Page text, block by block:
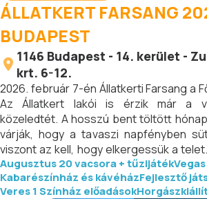
ÁLLATKERT FARSANG
BUDAPEST
1146 Budapest - 14. kerület -
krt. 6-12.
2026. február 7-én Állatkerti Farsang a
Az Állatkert lakói is érzik már a
közeledtét. A hosszú bent töltött
várják, hogy a tavaszi napfényben
viszont az kell, hogy elkergessük a
farsangi mulatsága invitálják a
Augusztus 20 vacsora + tűzijáték
Kabarészínház és kávéházFejlesztő
Veres 1 Színház előadások